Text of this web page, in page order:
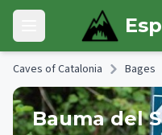
Skip to main content
Open main menu
Caves of Catalonia Bages
Bauma del